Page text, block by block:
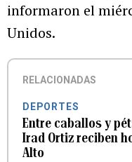
informaron el
Unidos.
RELACIONADAS
DEPORTES
Entre caballos y
Irad Ortiz reciben
Alto